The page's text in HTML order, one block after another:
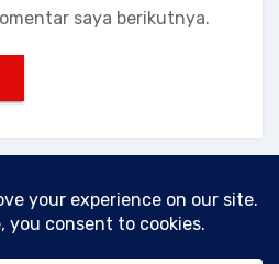
saya berikutnya.
|Theme: Agencyup by